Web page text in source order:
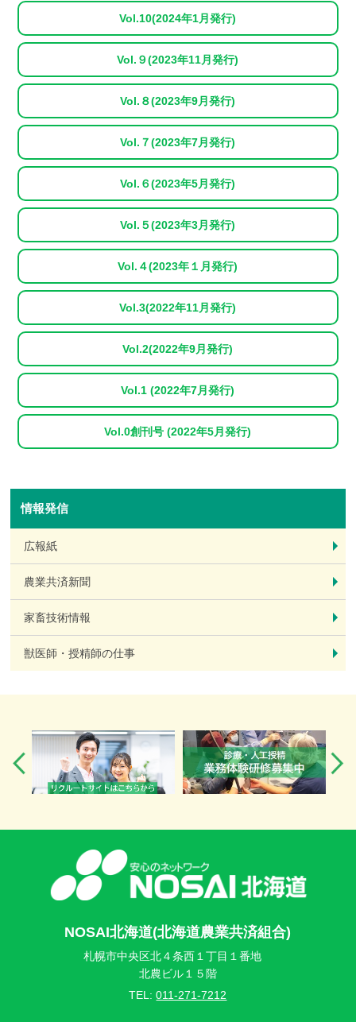
Vol.10(2024年1月発行)
Vol.９(2023年11月発行)
Vol.８(2023年9月発行)
Vol.７(2023年7月発行)
Vol.６(2023年5月発行)
Vol.５(2023年3月発行)
Vol.４(2023年１月発行)
Vol.3(2022年11月発行)
Vol.2(2022年9月発行)
Vol.1 (2022年7月発行)
Vol.0創刊号 (2022年5月発行)
情報発信
広報紙
農業共済新聞
家畜技術情報
獣医師・授精師の仕事
NOSAI北海道(北海道農業共済組合)
札幌市中央区北４条西１丁目１番地
北農ビル１５階
TEL:011-271-7212